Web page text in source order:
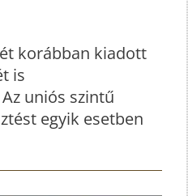
korábban kiadott
is
uniós szintű
egyik esetben